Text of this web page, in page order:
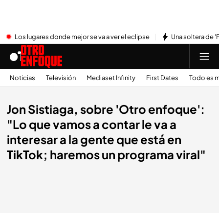
Los lugares donde mejor se va a ver el eclipse Una soltera de
Noticias Televisión Mediaset Infinity First Dates Todo es
Jon Sistiaga, sobre 'Otro enfoque':
"Lo que vamos a contar le va a
interesar a la gente que está en
TikTok; haremos un programa viral"